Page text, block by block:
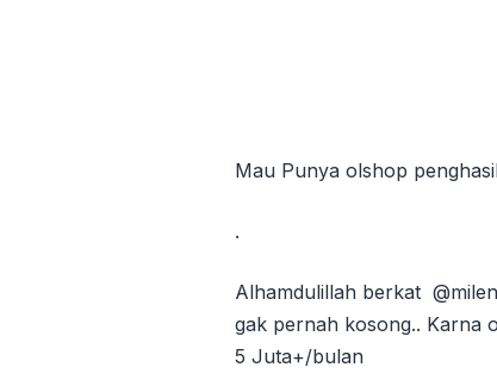
Mau Punya olshop
.
Alhamdulillah berkat
gak pernah kosong.. Karna
5 Juta+/bulan